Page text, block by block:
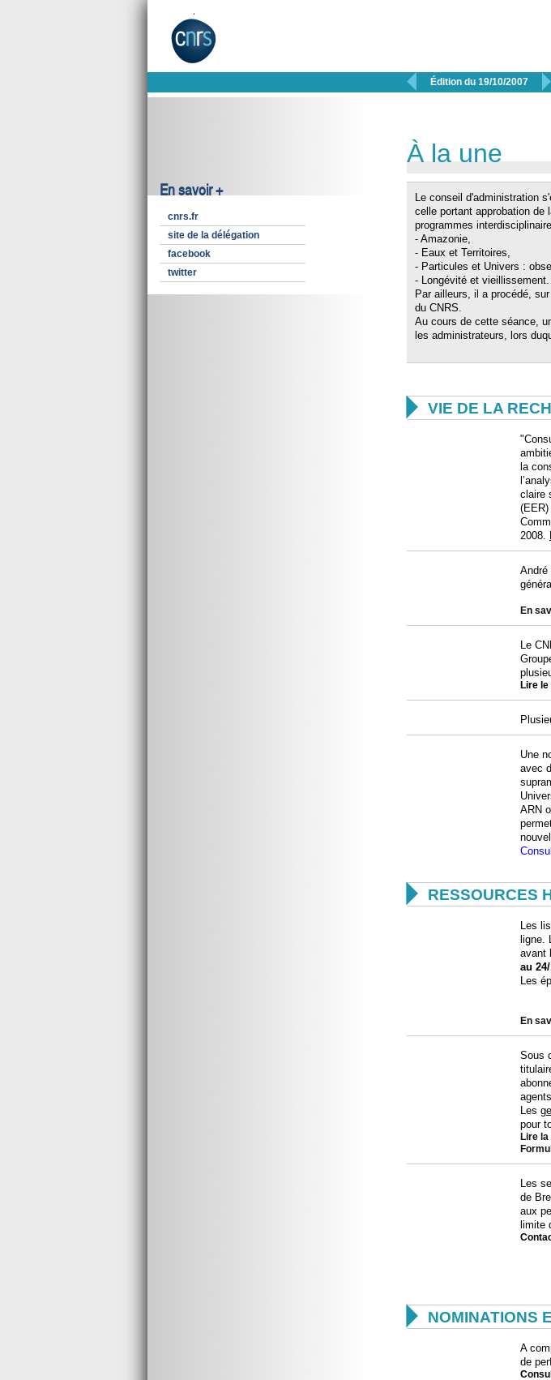
 Édition du 19/10/2007 
En savoir +
cnrs.fr
site de la délégation
facebook
twitter
À la une
Le conseil d'administration
celle portant approbation de
programmes
- Amazonie,
- Eaux et Territoires,
- Particules et Univers :
- Longévité et vieillissement.
Par ailleurs, il a procédé,
du CNRS.
Au cours de cette séance,
les administrateurs, lors
 VIE DE LA
la
claire
2008.
André
En
Le
Lire le
Une
avec
ARN
 RESSOURCES
Les
ligne.
avant
au
Les
En
Sous
Les
pour
Lire la
Les
de
aux
limite
 NOMINATIONS
A
de